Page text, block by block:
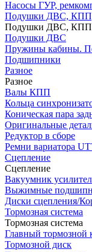
Насосы ГУР,
Подушки ДВС,
Подушки ДВС,
Подушки ДВС
Пружины кабины.
Подшипники
Разное
Разное
Валы КПП
Кольца
Коническая пара
Оригинальные
Редуктор в сборе
Ремни вариатора
Сцепление
Сцепление
Вакуумник
Выжимные
Диски сцепления/
Тормозная система
Тормозная система
Главный тормозной
Тормозной диск